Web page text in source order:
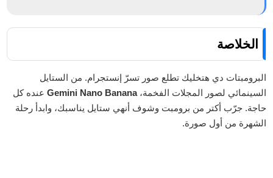
الخلاصة
البرومبتات دي هتخليك تطلع صور تسرّ إنستجرام. من الستايل
السينمائي لصور المجلات الفخمة،Gemini Nano Banana عنده كل
حاجة. جرّب أكتر من برومبت وشوف أنهي ستايل يناسبك، وابدأ رحلة
الشهرة من أول صورة.